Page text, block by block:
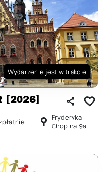
Wydarzenie jest w trakcie
[2026]
Fryderyka
Chopina 9a